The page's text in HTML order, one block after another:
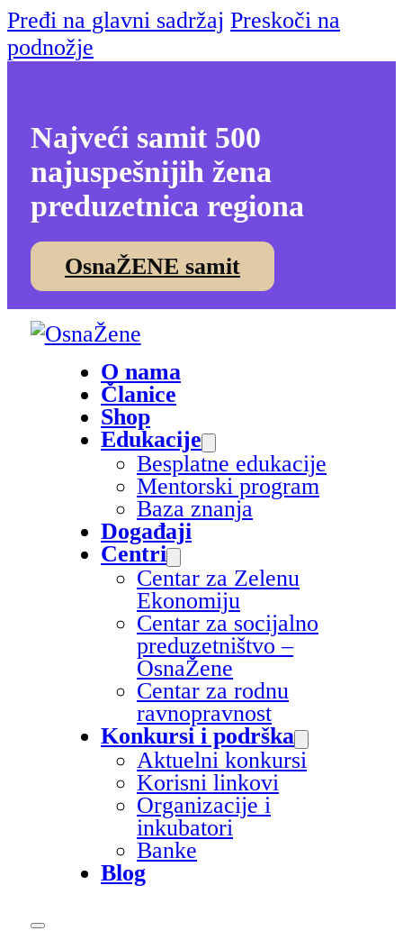
Pređi na glavni sadržaj Preskoči na
podnožje
Najveći samit 500
najuspešnijih žena
preduzetnica regiona
OsnaŽENE samit
O nama
Članice
Shop
Edukacije
Besplatne edukacije
Mentorski program
Baza znanja
Događaji
Centri
Centar za Zelenu
Ekonomiju
Centar za socijalno
preduzetništvo –
OsnaŽene
Centar za rodnu
ravnopravnost
Konkursi i podrška
Aktuelni konkursi
Korisni linkovi
Organizacije i
inkubatori
Banke
Blog